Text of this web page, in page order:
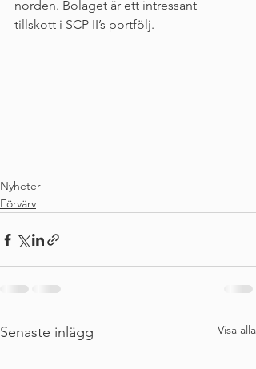
norden. Bolaget är ett intressant
tillskott i SCP II’s portfölj.
Nyheter
Förvärv
Senaste inlägg Visa alla